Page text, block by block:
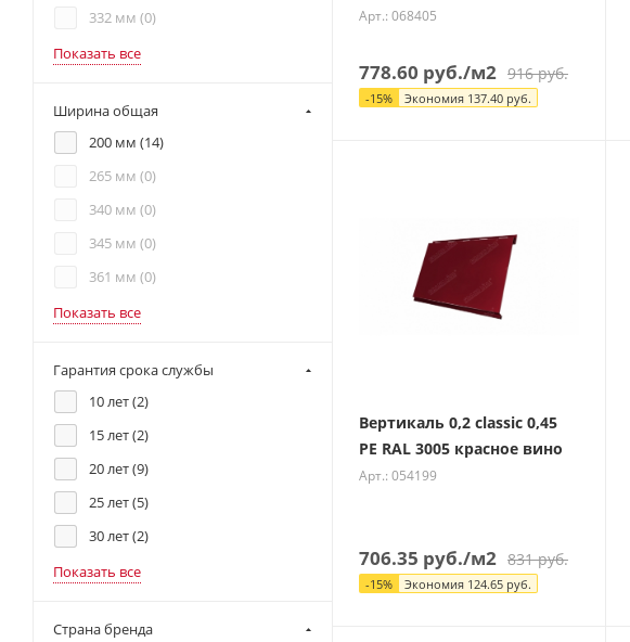
Арт.: 068405
778.60 руб./м2 916руб.
-15% Экономия 137.40 руб.
Вертикаль 0,2 classic 0,45
PE RAL 3005 красное вино
Арт.: 054199
706.35 руб./м2 831руб.
-15% Экономия 124.65 руб.
332 мм (0)
Показать все
Ширина общая
200 мм (14)
265 мм (0)
340 мм (0)
345 мм (0)
361 мм (0)
Показать все
Гарантия срока службы
10 лет (2)
15 лет (2)
20 лет (9)
25 лет (5)
30 лет (2)
Показать все
Страна бренда